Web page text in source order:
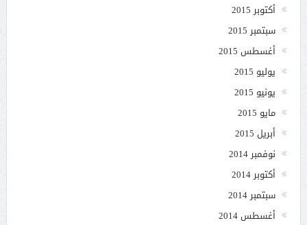
أكتوبر 2015
سبتمبر 2015
أغسطس 2015
يوليو 2015
يونيو 2015
مايو 2015
أبريل 2015
نوفمبر 2014
أكتوبر 2014
سبتمبر 2014
أغسطس 2014